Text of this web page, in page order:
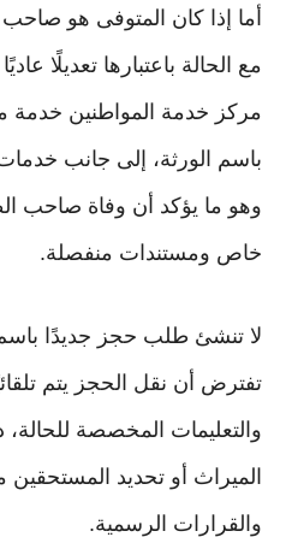
أما إذا كان المتوفى هو
مع الحالة باعتبارها تعديلًا
مركز خدمة المواطنين خدمة
باسم الورثة، إلى جانب
وهو ما يؤكد أن وفاة صاحب
خاص ومستندات منفصلة.
لا تنشئ طلب حجز جديدًا باسم
تفترض أن نقل الحجز يتم
والتعليمات المخصصة
الميراث أو تحديد
والقرارات الرسمية.